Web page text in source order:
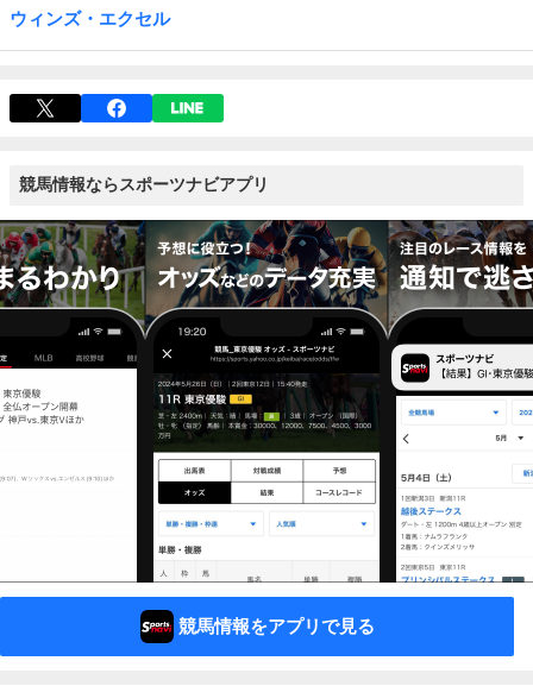
ウィンズ・エクセル
競馬情報ならスポーツナビアプリ
競馬情報をアプリで見る